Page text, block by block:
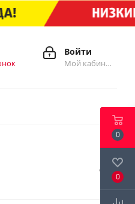
Войти
Мой кабинет
0
0